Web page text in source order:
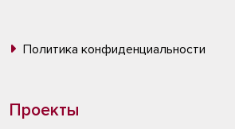
Политика конфиденциальности
Проекты